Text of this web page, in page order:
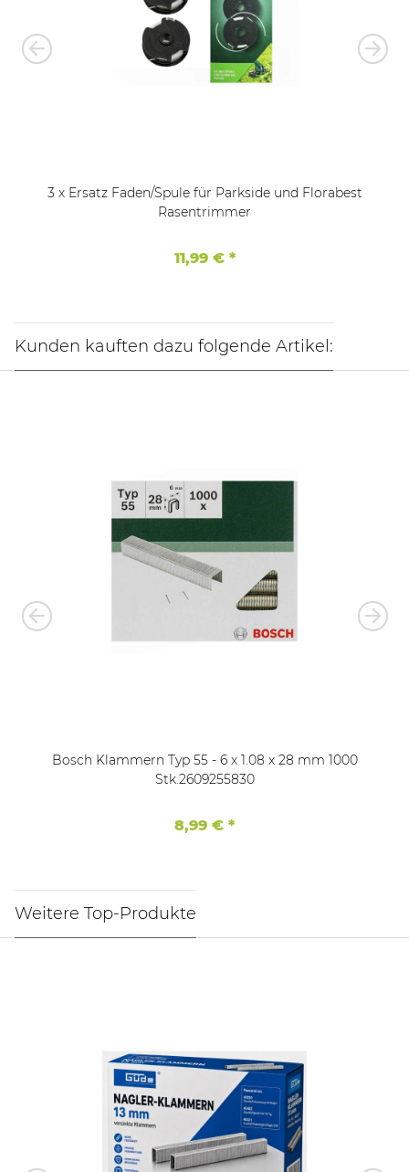
3 x Ersatz Faden/Spule für Parkside und Florabest
Rasentrimmer
11,99 € *
Kunden kauften dazu folgende Artikel:
Bosch Klammern Typ 55 - 6 x 1.08 x 28 mm 1000
Stk.2609255830
8,99 € *
Weitere Top-Produkte